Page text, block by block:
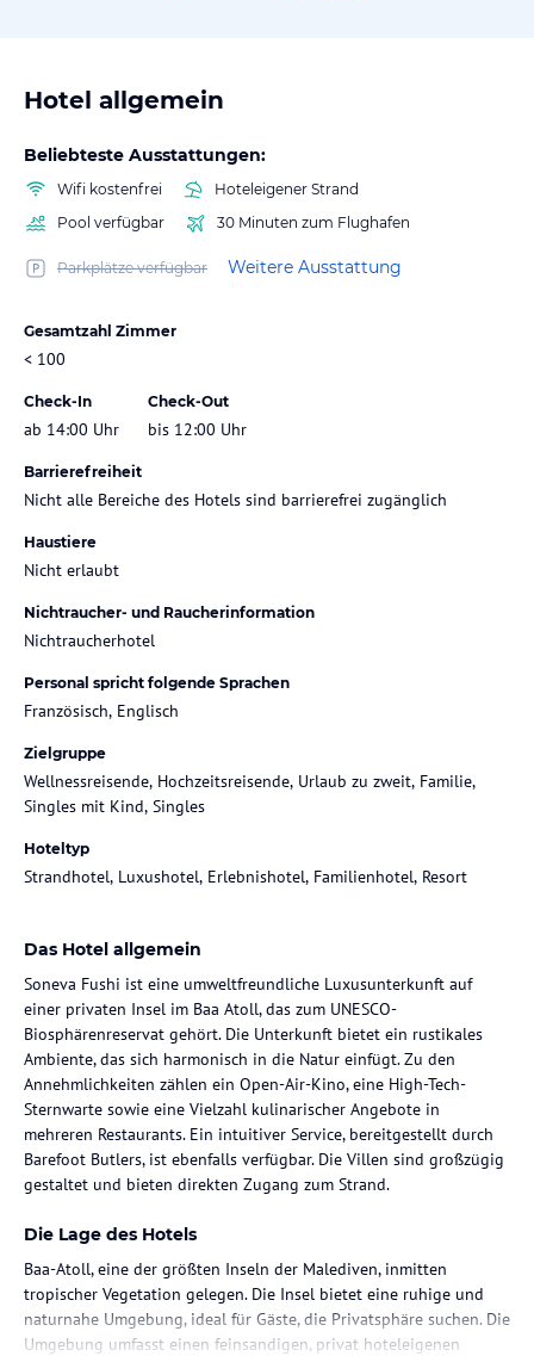
Hotel allgemein
Beliebteste Ausstattungen:
Wifi kostenfrei
Hoteleigener Strand
Pool verfügbar
30 Minuten zum Flughafen
Parkplätze verfügbar Weitere Ausstattung
Gesamtzahl Zimmer
< 100
Check-In
ab 14:00 Uhr
Check-Out
bis 12:00 Uhr
Barrierefreiheit
Nicht alle Bereiche des Hotels sind barrierefrei zugänglich
Haustiere
Nicht erlaubt
Nichtraucher- und Raucherinformation
Nichtraucherhotel
Personal spricht folgende Sprachen
Französisch, Englisch
Zielgruppe
Wellnessreisende, Hochzeitsreisende, Urlaub zu zweit, Familie,
Singles mit Kind, Singles
Hoteltyp
Strandhotel, Luxushotel, Erlebnishotel, Familienhotel, Resort
Das Hotel allgemein
Soneva Fushi ist eine umweltfreundliche Luxusunterkunft auf
einer privaten Insel im Baa Atoll, das zum UNESCO-
Biosphärenreservat gehört. Die Unterkunft bietet ein rustikales
Ambiente, das sich harmonisch in die Natur einfügt. Zu den
Annehmlichkeiten zählen ein Open-Air-Kino, eine High-Tech-
Sternwarte sowie eine Vielzahl kulinarischer Angebote in
mehreren Restaurants. Ein intuitiver Service, bereitgestellt durch
Barefoot Butlers, ist ebenfalls verfügbar. Die Villen sind großzügig
gestaltet und bieten direkten Zugang zum Strand.
Die Lage des Hotels
Baa-Atoll, eine der größten Inseln der Malediven, inmitten
tropischer Vegetation gelegen. Die Insel bietet eine ruhige und
naturnahe Umgebung, ideal für Gäste, die Privatsphäre suchen. Die
Umgebung umfasst einen feinsandigen, privat hoteleigenen